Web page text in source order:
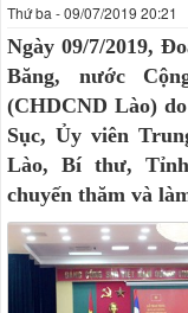
Thứ ba - 09/07/2019 20:21
Ngày 09/7/2019,
Băng, nước
(CHDCND Lào)
Sục, Ủy viên
Lào, Bí thư,
chuyến thăm và